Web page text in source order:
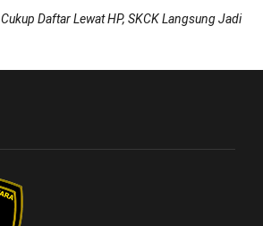
Cukup Daftar Lewat HP, SKCK Langsung Jadi